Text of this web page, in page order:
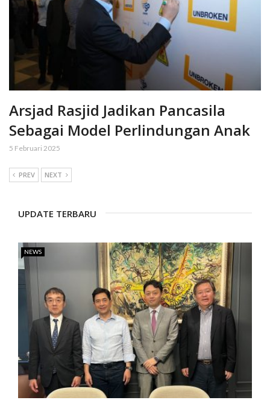
Arsjad Rasjid Jadikan Pancasila
Sebagai Model Perlindungan Anak
5 Februari 2025
PREV NEXT
UPDATE TERBARU
NEWS